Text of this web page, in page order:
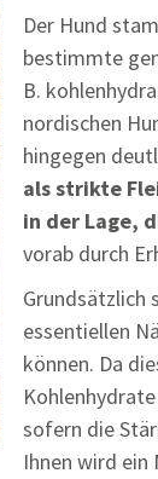
Der Hund
bestimmte
B.
nordischen
hingegen
als strikte
in der Lage,
vorab durch
Grundsätzlich
essentiellen
können. Da
sofern die
Ihnen wird